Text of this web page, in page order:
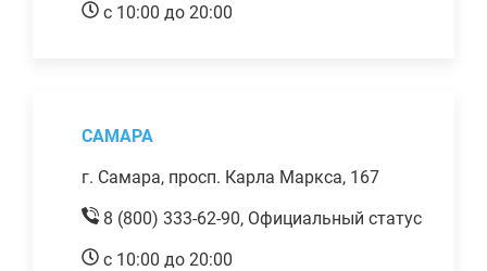
с 10:00 до 20:00
САМАРА
г. Самара, просп. Карла Маркса, 167
8 (800) 333-62-90, Официальный статус
с 10:00 до 20:00